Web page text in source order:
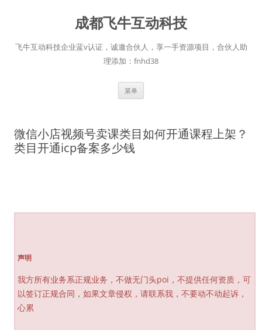
成都飞牛互动科技
飞牛互动科技企业蓝v认证，诚邀合伙人，享一手资源项目，合伙人助
理添加：fnhd38
菜单
微信小店视频号卖课类目如何开通课程上架？
类目开通icp备案多少钱
声明
我方所有业务系正规业务，不做无门头poi，不提供任何资质，可
以签订正规合同，如果文章侵权，请联系我，不要动不动起诉，
心累